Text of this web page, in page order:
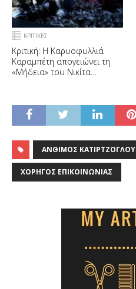
ΚΡΙΤΙΚΕΣ
Κριτική: Η Καρυοφυλλιά
Καραμπέτη απογειώνει τη
«Μήδεια» του Νικίτα
ΆΝΘΙΜΟΣ ΚΑΤΙΡΤΖΌΓΛΟΥ
ΧΟΡΗΓΌΣ ΕΠΙΚΟΙΝΩΝΊΑΣ